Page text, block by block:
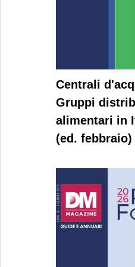
Centrali
Gruppi
alimentari in
(ed. febbraio)